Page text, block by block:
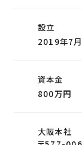
設立
2019年7月
資本金
800万円
大阪本社